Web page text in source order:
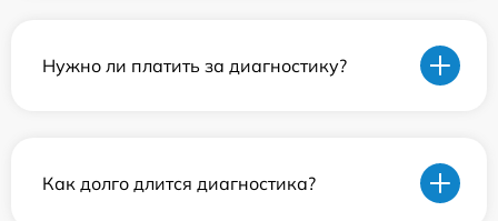
Нужно ли платить за диагностику?
Как долго длится диагностика?